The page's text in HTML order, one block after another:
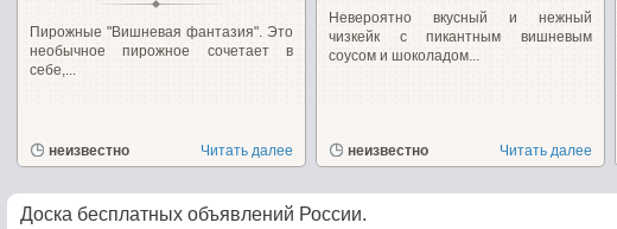
Пирожные "Вишневая фантазия". Это
необычное пирожное сочетает в
себе,...
неизвестно Читать далее
Невероятно вкусный и нежный
чизкейк с пикантным вишневым
соусом и шоколадом...
неизвестно Читать далее
Доска бесплатных объявлений России.